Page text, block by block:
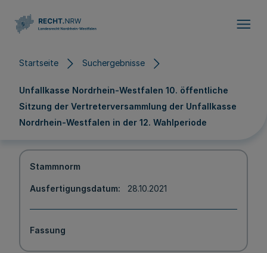
Startseite Suchergebnisse
Unfallkasse Nordrhein-Westfalen 10. öffentliche
Sitzung der Vertreterversammlung der Unfallkasse
Nordrhein-Westfalen in der 12. Wahlperiode
Stammnorm
Ausfertigungsdatum 28.10.2021
Fassung